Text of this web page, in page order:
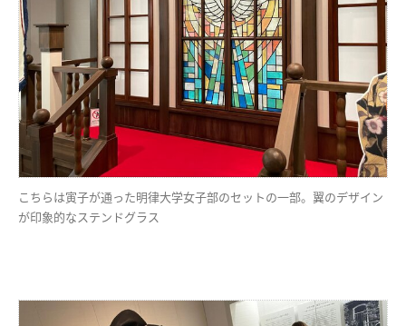
こちらは寅子が通った明律大学女子部のセットの一部。翼のデザイン
が印象的なステンドグラス